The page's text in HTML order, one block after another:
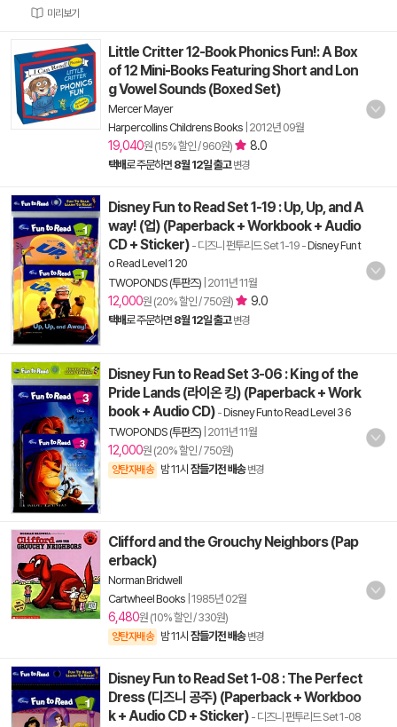
미리보기
Little Critter 12-Book Phonics Fun!: A Box
of 12 Mini-Books Featuring Short and Lon
g Vowel Sounds (Boxed Set)
Mercer Mayer
Harpercollins Childrens Books 2012년 09월
19,040원 (15% 할인 / 960원) 8.0
택배로 주문하면 8월 12일 출고 변경
Disney Fun to Read Set 1-19 : Up, Up, and A
way! (업) (Paperback + Workbook + Audio
CD + Sticker) - 디즈니 펀투리드 Set 1-19 -Disney Fun t
o Read Level 1 20
TWOPONDS (투판즈) 2011년 11월
12,000원 (20% 할인 / 750원) 9.0
택배로 주문하면 8월 12일 출고 변경
Disney Fun to Read Set 3-06 : King of the
Pride Lands (라이온 킹) (Paperback + Work
book + Audio CD) -Disney Fun to Read Level 3 6
TWOPONDS (투판즈) 2011년 11월
12,000원 (20% 할인 / 750원)
양탄자배송 밤 11시 잠들기전 배송 변경
Clifford and the Grouchy Neighbors (Pap
erback)
Norman Bridwell
Cartwheel Books 1985년 02월
6,480원 (10% 할인 / 330원)
양탄자배송 밤 11시 잠들기전 배송 변경
Disney Fun to Read Set 1-08 : The Perfect
Dress (디즈니 공주) (Paperback + Workboo
k + Audio CD + Sticker) - 디즈니 펀투리드 Set 1-08